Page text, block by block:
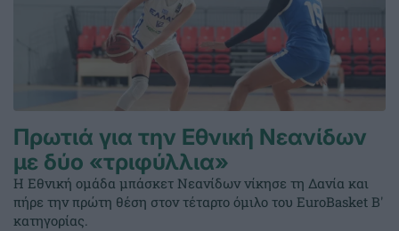
Πρωτιά για την Εθνική Νεανίδων
με δύο «τριφύλλια»
Η Εθνική ομάδα μπάσκετ Νεανίδων νίκησε τη Δανία και
πήρε την πρώτη θέση στον τέταρτο όμιλο του EuroBasket Β'
κατηγορίας.